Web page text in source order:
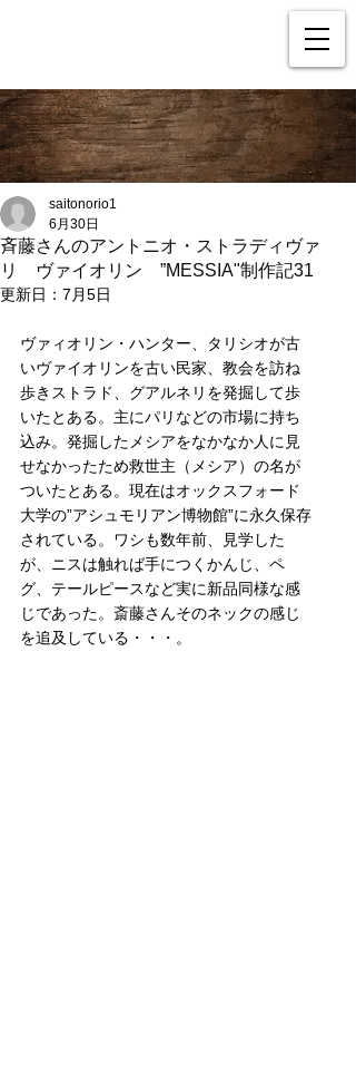
斉藤さんのアントニオ・ストラディヴァ
リ ヴァイオリン ”MESSIA"制作記31
saitonorio1
6月30日
更新日： 7月5日
ヴァィオリン・ハンター、タリシオが古
いヴァイオリンを古い民家、教会を訪ね
歩きストラド、グアルネリを発掘して歩
いたとある。主にパリなどの市場に持ち
込み。発掘したメシアをなかなか人に見
せなかったため救世主（メシア）の名が
ついたとある。現在はオックスフォード
大学の”アシュモリアン博物館”に永久保存
されている。ワシも数年前、見学した
が、ニスは触れば手につくかんじ、ペ
グ、テールピースなど実に新品同様な感
じであった。斎藤さんそのネックの感じ
を追及している・・・。